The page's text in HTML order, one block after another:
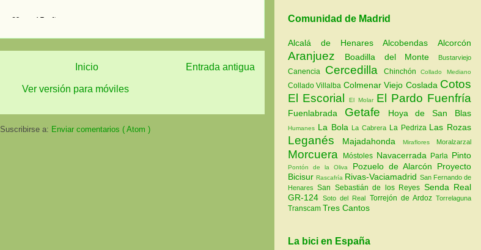
Entrada antigua
Inicio
Ver versión para móviles
Suscribirse a: Enviar comentarios ( Atom )
Comunidad de Madrid
Alcalá de HenaresAlcobendas Alcorcón
Aranjuez Boadilla del Monte Bustarviejo
Canencia Cercedilla ChinchónCollado Mediano
Collado Villalba Colmenar Viejo Coslada Cotos
El EscorialEl Molar El Pardo Fuenfría
Fuenlabrada Getafe Hoya de San Blas
Humanes La Bola La Cabrera La Pedriza Las Rozas
Leganés Majadahonda Miraflores Moralzarzal
Morcuera Móstoles Navacerrada Parla Pinto
Pontón de la Oliva Pozuelo de Alarcón Proyecto
BicisurRascafría Rivas-Vaciamadrid San Fernando de
HenaresSan Sebastián de los Reyes Senda Real
GR-124Soto del Real Torrejón de ArdozTorrelaguna
Transcam Tres Cantos
La bici en España